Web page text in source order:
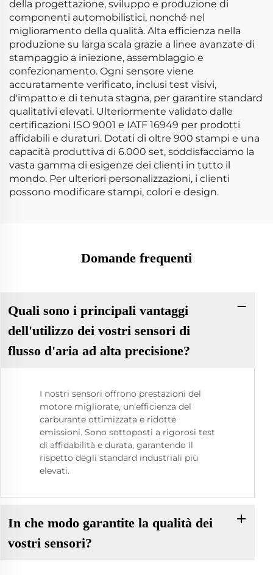
della progettazione, sviluppo e produzione di
componenti automobilistici, nonché nel
miglioramento della qualità. Alta efficienza nella
produzione su larga scala grazie a linee avanzate di
stampaggio a iniezione, assemblaggio e
confezionamento. Ogni sensore viene
accuratamente verificato, inclusi test visivi,
d'impatto e di tenuta stagna, per garantire standard
qualitativi elevati. Ulteriormente validato dalle
certificazioni ISO 9001 e IATF 16949 per prodotti
affidabili e duraturi. Dotati di oltre 900 stampi e una
capacità produttiva di 6.000 set, soddisfacciamo la
vasta gamma di esigenze dei clienti in tutto il
mondo. Per ulteriori personalizzazioni, i clienti
possono modificare stampi, colori e design.
Domande frequenti
Quali sono i principali vantaggi
dell'utilizzo dei vostri sensori di
flusso d'aria ad alta precisione?
I nostri sensori offrono prestazioni del
motore migliorate, un'efficienza del
carburante ottimizzata e ridotte
emissioni. Sono sottoposti a rigorosi test
di affidabilità e durata, garantendo il
rispetto degli standard industriali più
elevati.
In che modo garantite la qualità dei
vostri sensori?